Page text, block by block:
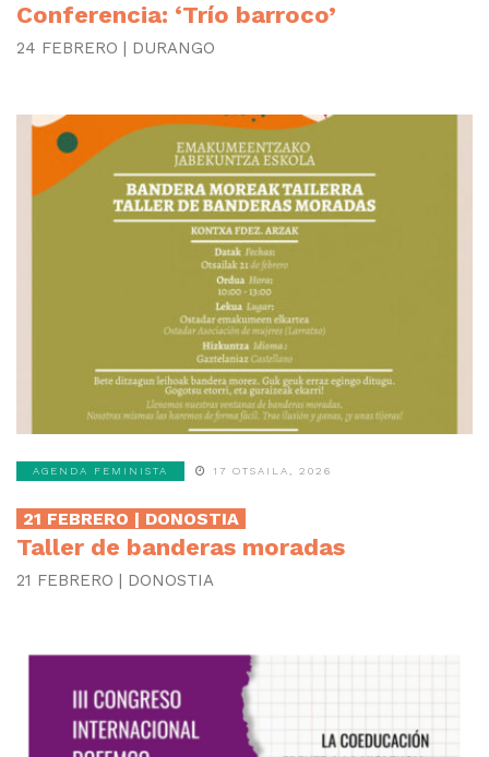
Conferencia: ‘Trío barroco’
24 FEBRERO | DURANGO
AGENDA FEMINISTA 17 OTSAILA, 2026
21 FEBRERO | DONOSTIA
Taller de banderas moradas
21 FEBRERO | DONOSTIA